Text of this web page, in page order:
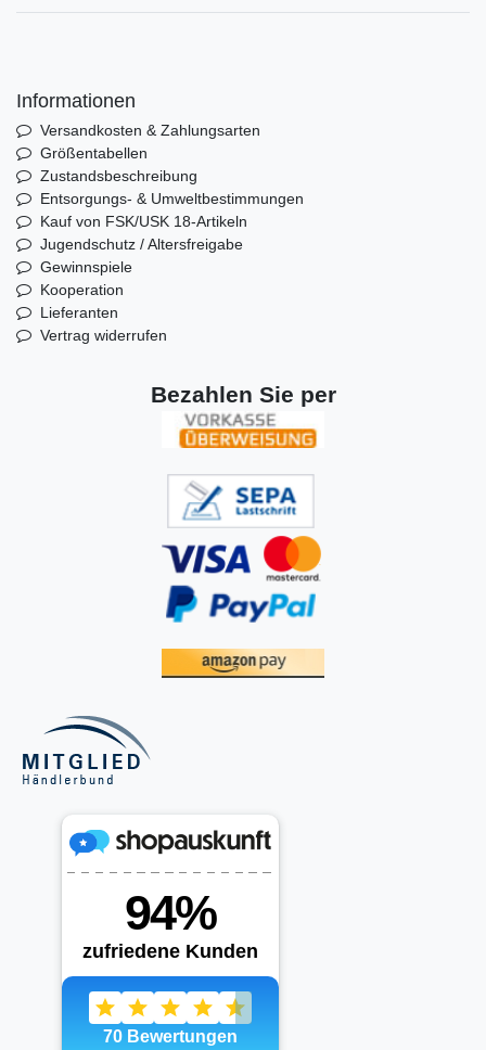
Informationen
Versandkosten & Zahlungsarten
Größentabellen
Zustandsbeschreibung
Entsorgungs- & Umweltbestimmungen
Kauf von FSK/USK 18-Artikeln
Jugendschutz / Altersfreigabe
Gewinnspiele
Kooperation
Lieferanten
Vertrag widerrufen
Bezahlen Sie per